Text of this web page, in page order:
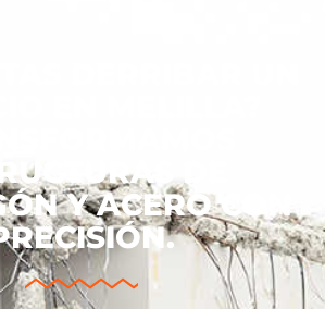
DE
Y ACERO CON